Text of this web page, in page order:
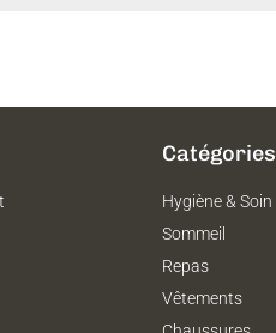
Catégories
Hygiène & Soin
Sommeil
Repas
Vêtements